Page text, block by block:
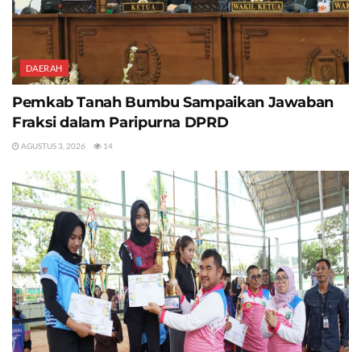
DAERAH
Pemkab Tanah Bumbu Sampaikan Jawaban
Fraksi dalam Paripurna DPRD
AGUSTUS 3, 2026 14